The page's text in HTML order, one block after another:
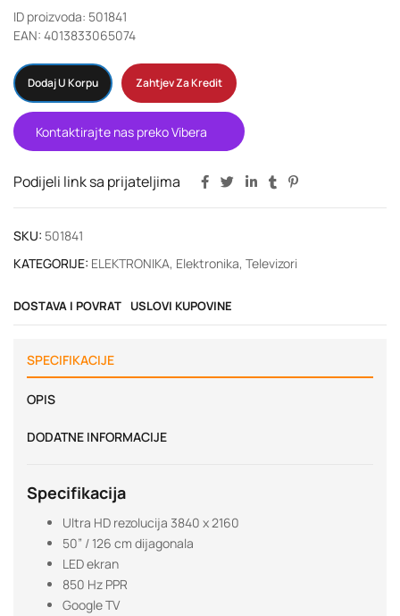
ID proizvoda: 501841
EAN: 4013833065074
Dodaj U Korpu Zahtjev Za Kredit
Kontaktirajte nas preko Vibera
Podijeli link sa prijateljima
SKU: 501841
KATEGORIJE: ELEKTRONIKA, Elektronika, Televizori
DOSTAVA I POVRAT USLOVI KUPOVINE
SPECIFIKACIJE
OPIS
DODATNE INFORMACIJE
Specifikacija
Ultra HD rezolucija 3840 x 2160
50” / 126 cm dijagonala
LED ekran
850 Hz PPR
Google TV